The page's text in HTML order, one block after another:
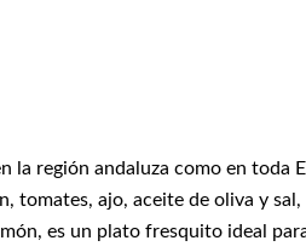
la región andaluza como en toda
tomates, ajo, aceite de oliva y sal,
es un plato fresquito ideal